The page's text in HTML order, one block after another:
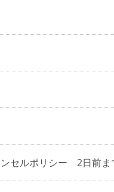
ンセルポリシー 2日前